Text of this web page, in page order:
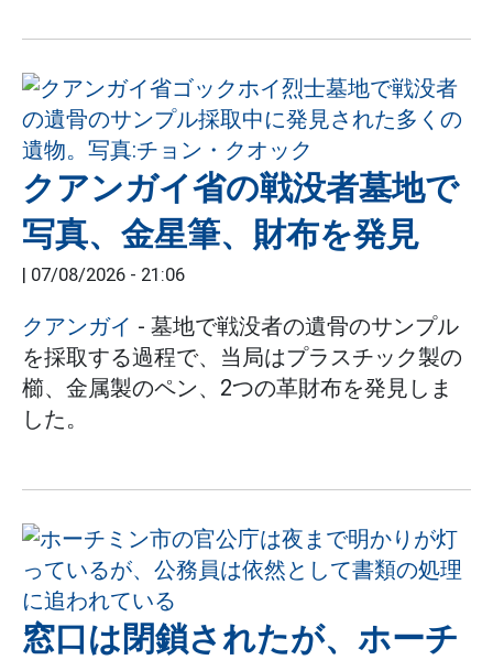
クアンガイ省の戦没者墓地で
写真、金星筆、財布を発見
| 07/08/2026 - 21:06
クアンガイ - 墓地で戦没者の遺骨のサンプル
を採取する過程で、当局はプラスチック製の
櫛、金属製のペン、2つの革財布を発見しま
した。
窓口は閉鎖されたが、ホーチ